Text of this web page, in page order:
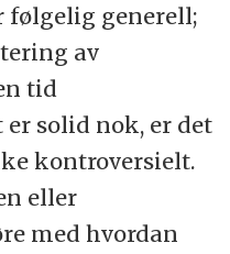
følgelig generell;
av
tid
solid nok, er det
kontroversielt.
eller
med hvordan